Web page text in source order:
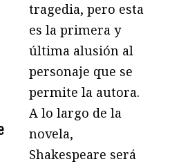
tragedia, pero esta
es la primera y
última alusión al
personaje que se
permite la autora.
A lo largo de la
novela,
Shakespeare será